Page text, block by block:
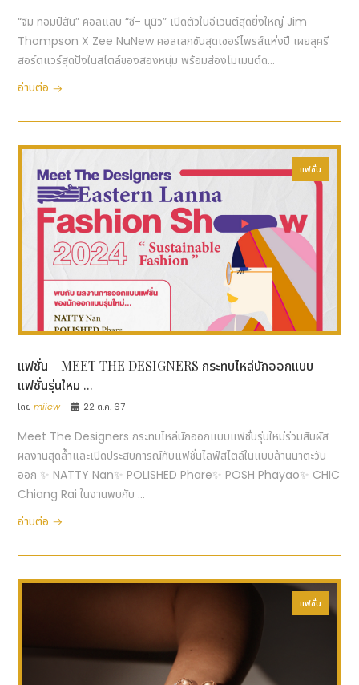
“จิม ทอมป์สัน” คอลแลบ “ซี- นุนิว” เปิดตัวในอีเวนต์สุดยิ่งใหญ่ Jim
Thompson X Zee NuNew คอลเลกชันสุดเซอร์ไพรส์แห่งปี เผยลุครี
สอร์ตแวร์สุดปังในสไตล์ของสองหนุ่ม พร้อมส่องโมเมนต์ด...
อ่านต่อ
แฟชั่น
แฟชั่น - MEET THE DESIGNERS กระทบไหล่นักออกแบบ
แฟชั่นรุ่นใหม ...
โดยmiiew 22 ต.ค. 67
Meet The Designers กระทบไหล่นักออกแบบแฟชั่นรุ่นใหม่ร่วมสัมผัส
ผลงานสุดล้ำและเปิดประสบการณ์กับแฟชั่นไลฟ์สไตล์ในแบบล้านนาตะวัน
ออก ✨ NATTY Nan✨ POLISHED Phare✨ POSH Phayao✨ CHIC
Chiang Rai ในงานพบกับ ...
อ่านต่อ
แฟชั่น